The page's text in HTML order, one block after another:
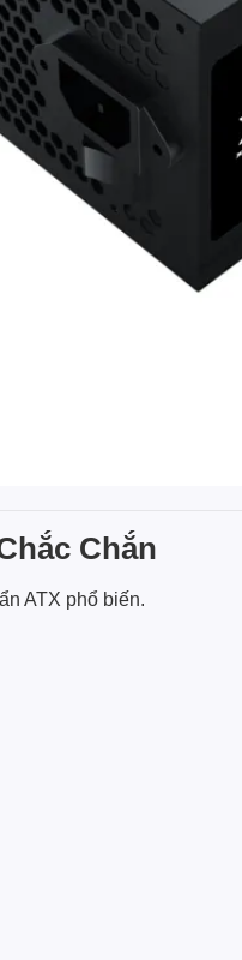
Chắn
ATX phổ biến.